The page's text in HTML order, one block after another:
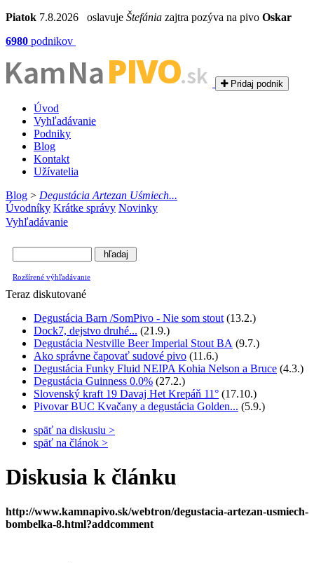
Piatok 7.8.2026 oslavuje Štefánia zajtra pozýva na pivo Oskar
6980 podnikov
Kam NaPIVO.sk Pridaj podnik
Úvod
Vyhľadávanie
Podniky
Blog
Kontakt
Užívatelia
Blog > Degustácia Artezan Uśmiech...
Úvodníky Krátke správy Novinky
Vyhľadávanie
Rozšírené výhľadávanie
Teraz diskutované
Degustácia Barn /SomPivo - Nie som stout (13.2.)
Dock7, dejstvo druhé... (21.9.)
Degustácia Nestville Beer Imperial Stout BA (9.7.)
Ako správne čapovať sudové pivo (11.6.)
Degustácia Funky Fluid NEIPA Kohia Nelson a Bruce (4.3.)
Degustácia Guinness 0.0% (27.2.)
Slovenský kraft 19 Davaj Het Krepáň 11° (17.10.)
Pivovar BUC Kvačany a degustácia Golden... (5.9.)
späť na diskusiu >
späť na článok >
Diskusia k článku
http://www.kamnapivo.sk/webtron/degustacia-artezan-usmiech-
bombelka-8.html?addcomment